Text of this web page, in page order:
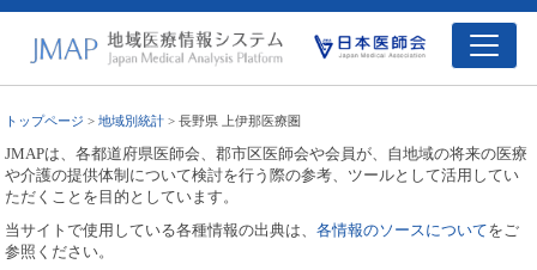
トップページ >地域別統計 > 長野県 上伊那医療圏
JMAPは、各都道府県医師会、郡市区医師会や会員が、自地域の将来の医療
や介護の提供体制について検討を行う際の参考、ツールとして活用してい
ただくことを目的としています。
当サイトで使用している各種情報の出典は、各情報のソースについてをご
参照ください。